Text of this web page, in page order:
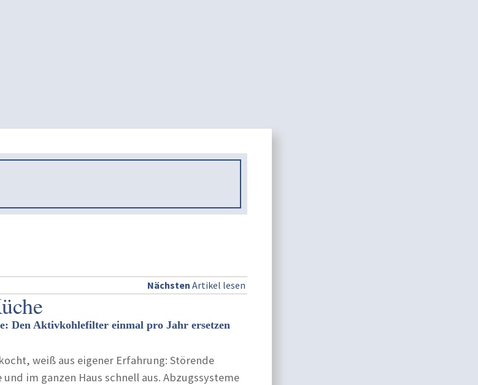
Nächsten Artikel lesen
Den Aktivkohlefilter einmal pro Jahr ersetzen
weiß aus eigener Erfahrung: Störende
im ganzen Haus schnell aus. Abzugssysteme